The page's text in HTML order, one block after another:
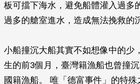
板可擋下海水，避免船體灌入過多
過多的艙室進水，造成無法挽救的
小船撞沉大船其實不如想像中的少
生的前3個月，臺灣籍漁船也曾撞
國籍漁船。 唯「德富事件」的特